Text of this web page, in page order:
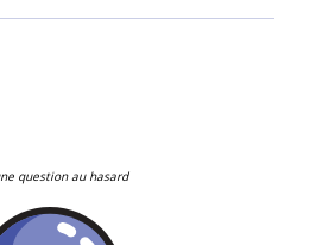
question au hasard